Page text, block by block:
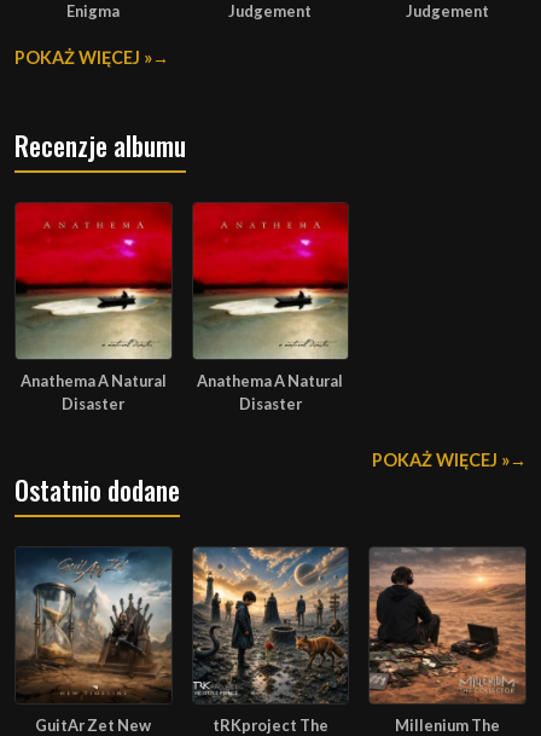
Enigma
Judgement
Judgement
POKAŻ WIĘCEJ »
Recenzje albumu
Anathema A Natural
Disaster
Anathema A Natural
Disaster
POKAŻ WIĘCEJ »
Ostatnio dodane
GuitAr Zet New
tRKproject The
Millenium The